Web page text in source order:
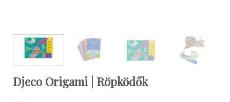
Djeco Origami | Röpködők